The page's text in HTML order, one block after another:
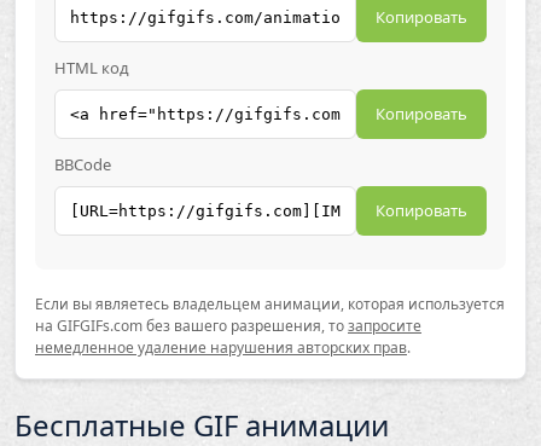
Копировать
HTML код
Копировать
BBCode
Копировать
Если вы являетесь владельцем анимации, которая используется
на GIFGIFs.com без вашего разрешения, тозапросите
немедленное удаление нарушения авторских прав.
Бесплатные GIF анимации